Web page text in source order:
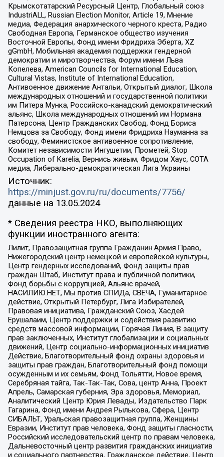
Крымскотатарский Ресурсный Центр, Глобальный союз
IndustriALL, Russian Election Monitor, Article 19, Мнение
медиа, Федерация анархического черного креста, Радио
Свободная Европа, Германское общество изучения
Восточной Европы, Фонд имени Фридриха Эберта, XZ
gGmbH, Мобильная академия поддержки гендерной
демократии и миротворчества, Форум имени Льва
Копелева, American Councils for International Education,
Cultural Vistas, Institute of International Education,
Антивоенное движение Антальи, Открытый диалог, Школа
международных отношений и государственной политики
им Питера Мунка, Российско-канадский демократический
альянс, Школа международных отношений им Нормана
Патерсона, Центр Гражданских Свобод, Фонд Бориса
Немцова за Свободу, Фонд имени Фридриха Науманна за
свободу, Феминистское антивоенное сопротивление,
Комитет независимости Ингушетии, Прометей, Stop
Occupation of Karelia, Вернись живым, Фридом Хаус, СОТА
медиа, Либерально-демократическая Лига Украины
Источник:
https://minjust.gov.ru/ru/documents/7756/
данные на 13.05.2024
* Сведения реестра НКО, выполняющих
функции иностранного агента:
Лилит, Правозащитная группа Гражданин.Армия.Право,
Нижегородский центр немецкой и европейской культуры,
Центр гендерных исследований, Фонд защиты прав
граждан Штаб, Институт права и публичной политики,
Фонд борьбы с коррупцией, Альянс врачей,
НАСИЛИЮ.НЕТ, Мы против СПИДа, СВЕЧА, Гуманитарное
действие, Открытый Петербург, Лига Избирателей,
Правовая инициатива, Гражданский Союз, Хасдей
Ерушалаим, Центр поддержки и содействия развитию
средств массовой информации, Горячая Линия, В защиту
прав заключенных, Институт глобализации и социальных
движений, Центр социально-информационных инициатив
Действие, Благотворительный фонд охраны здоровья и
защиты прав граждан, Благотворительный фонд помощи
осужденным и их семьям, Фонд Тольятти, Новое время,
Серебряная тайга, Так-Так-Так, Сова, центр Анна, Проект
Апрель, Самарская губерния, Эра здоровья, Мемориал,
Аналитический Центр Юрия Левады, Издательство Парк
Гагарина, Фонд имени Андрея Рылькова, Сфера, Центр
СИБАЛЬТ, Уральская правозащитная группа, Женщины
Евразии, Институт прав человека, Фонд защиты гласности,
Российский исследовательский центр по правам человека,
Дальневосточный центр развития гражданских инициатив